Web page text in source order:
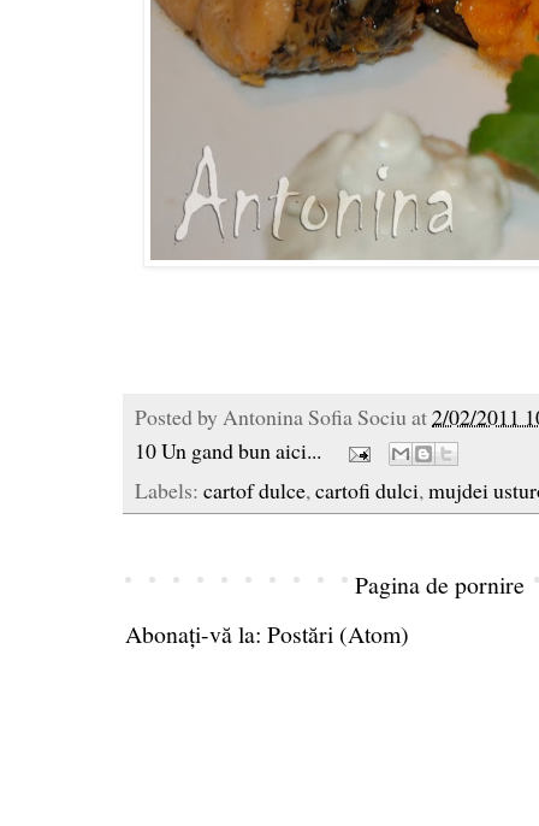
Posted by Antonina Sofia Sociu at2/02/2011
10 Un gand bun aici...
Labels: cartof dulce,cartofi dulci,mujdei
Pagina de pornire
Abonați-vă la: Postări (Atom)